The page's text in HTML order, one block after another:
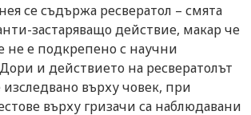
се съдържа ресвератол – смята
застаряващо действие, макар че
не е подкрепено с научни
и действието на ресвератолът
върху човек, при
върху гризачи са наблюдавани